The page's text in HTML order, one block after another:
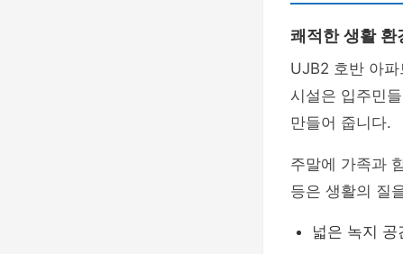
쾌적한 생활 환
UJB2 호반 아
시설은 입주민
만들어 줍니다.
주말에 가족과
등은 생활의 질
넓은 녹지 공